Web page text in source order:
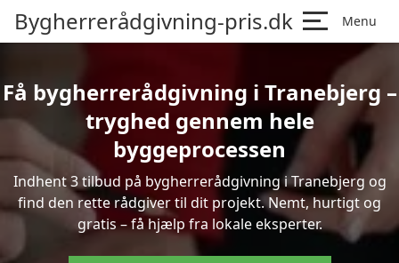
Bygherrerådgivning-pris.dk Menu
Få bygherrerådgivning i Tranebjerg –
tryghed gennem hele
byggeprocessen
Indhent 3 tilbud på bygherrerådgivning i Tranebjerg og
find den rette rådgiver til dit projekt. Nemt, hurtigt og
gratis – få hjælp fra lokale eksperter.